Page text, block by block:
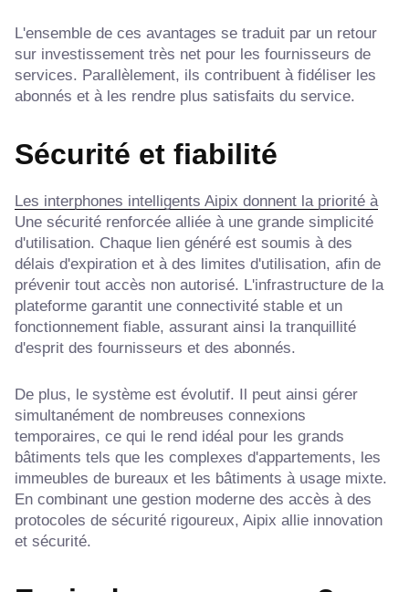
L'ensemble de ces avantages se traduit par un retour
sur investissement très net pour les fournisseurs de
services. Parallèlement, ils contribuent à fidéliser les
abonnés et à les rendre plus satisfaits du service.
Sécurité et fiabilité
Les interphones intelligents Aipix donnent la priorité à
Une sécurité renforcée alliée à une grande simplicité
d'utilisation. Chaque lien généré est soumis à des
délais d'expiration et à des limites d'utilisation, afin de
prévenir tout accès non autorisé. L'infrastructure de la
plateforme garantit une connectivité stable et un
fonctionnement fiable, assurant ainsi la tranquillité
d'esprit des fournisseurs et des abonnés.
De plus, le système est évolutif. Il peut ainsi gérer
simultanément de nombreuses connexions
temporaires, ce qui le rend idéal pour les grands
bâtiments tels que les complexes d'appartements, les
immeubles de bureaux et les bâtiments à usage mixte.
En combinant une gestion moderne des accès à des
protocoles de sécurité rigoureux, Aipix allie innovation
et sécurité.